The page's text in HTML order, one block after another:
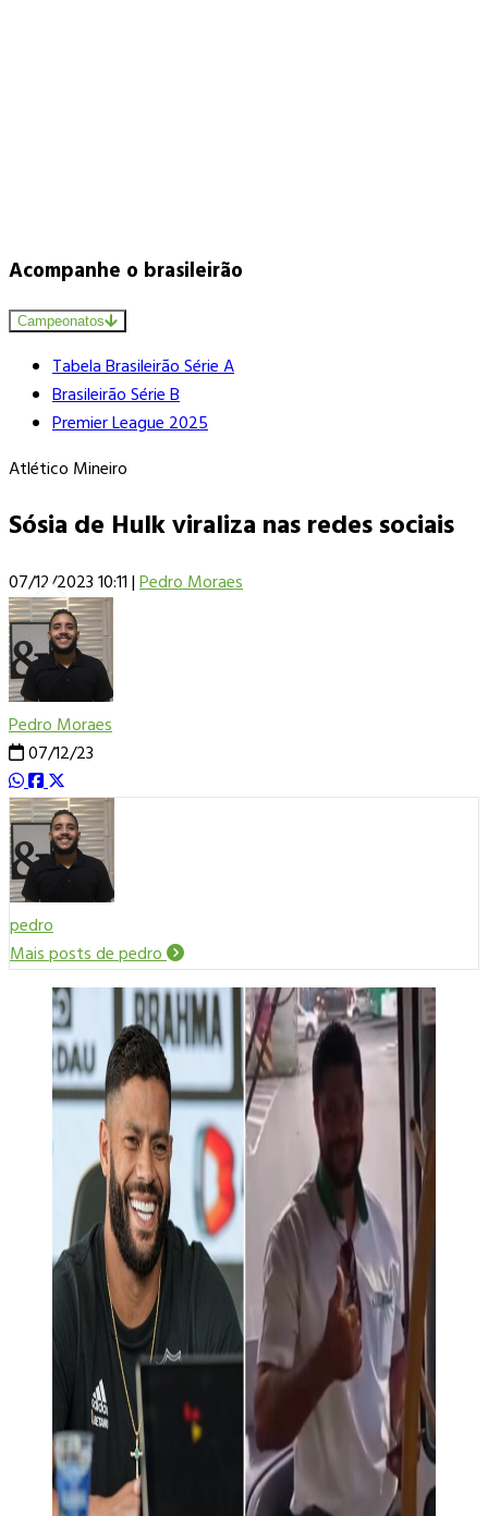
Acompanhe o brasileirão
Campeonatos
Tabela Brasileirão Série A
Brasileirão Série B
Premier League 2025
Atlético Mineiro
Sósia de Hulk viraliza nas redes sociais
07/12/2023 10:11|Pedro Moraes
Pedro Moraes
07/12/23
pedro
Mais posts de pedro